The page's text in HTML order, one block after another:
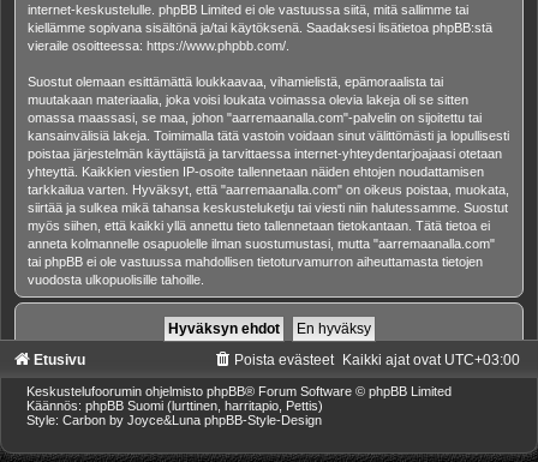
internet-keskustelulle. phpBB Limited ei ole vastuussa siitä, mitä sallimme tai
kiellämme sopivana sisältönä ja/tai käytöksenä. Saadaksesi lisätietoa phpBB:stä
vieraile osoitteessa: https://www.phpbb.com/
Suostut olemaan esittämättä loukkaavaa, vihamielistä, epämoraalista tai
muutakaan materiaalia, joka voisi loukata voimassa olevia lakeja oli se sitten
omassa maassasi, se maa, johon "aarremaanalla.com"-palvelin on sijoitettu tai
kansainvälisiä lakeja. Toimimalla tätä vastoin voidaan sinut välittömästi ja lopullisesti
poistaa järjestelmän käyttäjistä ja tarvittaessa internet-yhteydentarjoajaasi otetaan
yhteyttä. Kaikkien viestien IP-osoite tallennetaan näiden ehtojen noudattamisen
tarkkailua varten. Hyväksyt, että "aarremaanalla.com" on oikeus poistaa, muokata,
siirtää ja sulkea mikä tahansa keskusteluketju tai viesti niin halutessamme. Suostut
myös siihen, että kaikki yllä annettu tieto tallennetaan tietokantaan. Tätä tietoa ei
anneta kolmannelle osapuolelle ilman suostumustasi, mutta "aarremaanalla.com"
tai phpBB ei ole vastuussa mahdollisen tietoturvamurron aiheuttamasta tietojen
vuodosta ulkopuolisille tahoille.
Etusivu Kaikki ajat ovat UTC+03:00
Poista evästeet
Keskustelufoorumin ohjelmisto phpBB® Forum Software © phpBB Limited
Käännös: phpBB Suomi (lurttinen, harritapio, Pettis)
Style: Carbon by Joyce&Luna phpBB-Style-Design